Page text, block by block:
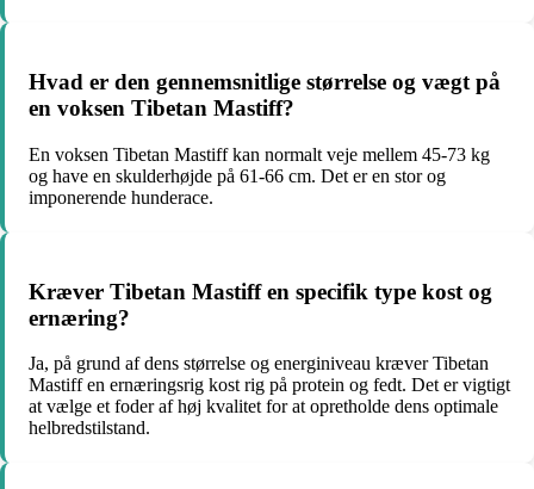
Hvad er den gennemsnitlige størrelse og vægt på
en voksen Tibetan Mastiff?
En voksen Tibetan Mastiff kan normalt veje mellem 45-73 kg
og have en skulderhøjde på 61-66 cm. Det er en stor og
imponerende hunderace.
Kræver Tibetan Mastiff en specifik type kost og
ernæring?
Ja, på grund af dens størrelse og energiniveau kræver Tibetan
Mastiff en ernæringsrig kost rig på protein og fedt. Det er vigtigt
at vælge et foder af høj kvalitet for at opretholde dens optimale
helbredstilstand.